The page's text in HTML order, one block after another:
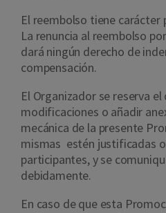
El reembolso tiene carácter
La renuncia al reembolso
dará ningún derecho de
compensación.
El Organizador se reserva
modificaciones o añadir
mecánica de la presente
mismas estén justificadas
participantes, y se
debidamente.
En caso de que esta